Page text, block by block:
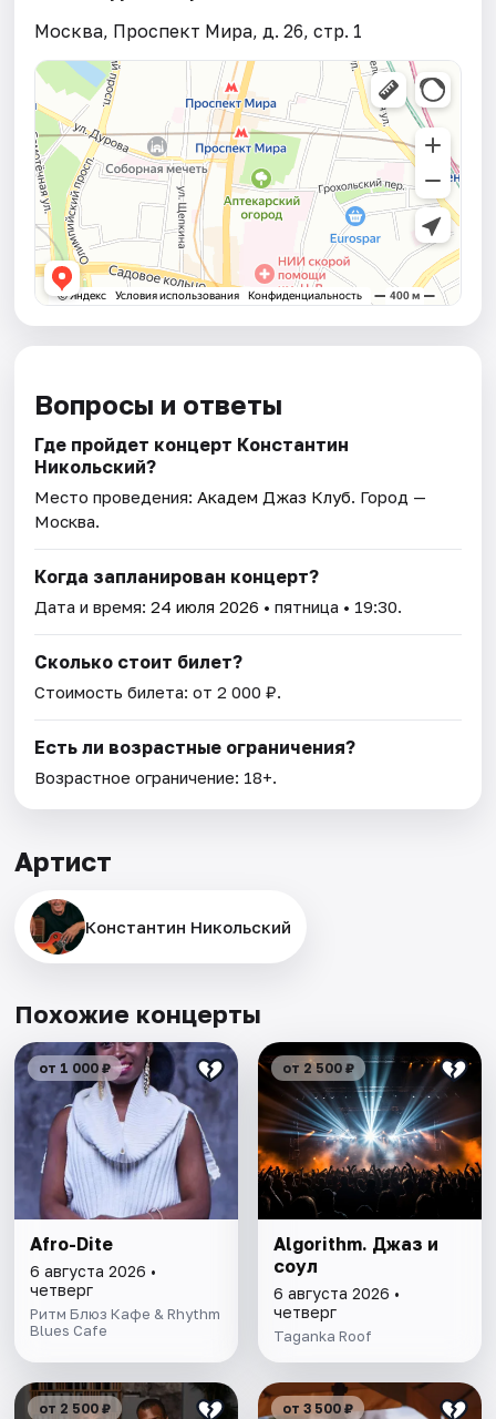
Москва, Проспект Мира, д. 26, стр. 1
Вопросы и ответы
Где пройдет концерт Константин
Никольский?
Место проведения:Академ Джаз Клуб. Город —
Москва.
Когда запланирован концерт?
Дата и время:24 июля 2026 • пятница • 19:30.
Сколько стоит билет?
Стоимость билета: от 2 000 ₽.
Есть ли возрастные ограничения?
Возрастное ограничение: 18+.
Артист
Константин Никольский
Похожие концерты
от 1 000 ₽
Afro-Dite
6 августа 2026 •
четверг
Ритм Блюз Кафе & Rhythm
Blues Cafe
от 2 500 ₽
Algorithm. Джаз и
соул
6 августа 2026 •
четверг
Taganka Roof
от 2 500 ₽ от 3 500 ₽